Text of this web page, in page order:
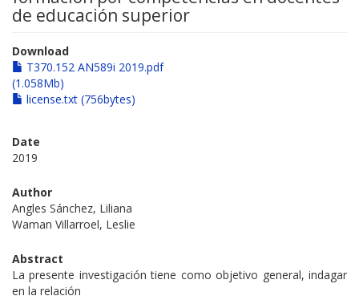
de educación superior
Download
T370.152 AN589i 2019.pdf
(1.058Mb)
license.txt (756bytes)
Date
2019
Author
Angles Sánchez, Liliana
Waman Villarroel, Leslie
Abstract
La presente investigación tiene como objetivo general, indagar
en la relación